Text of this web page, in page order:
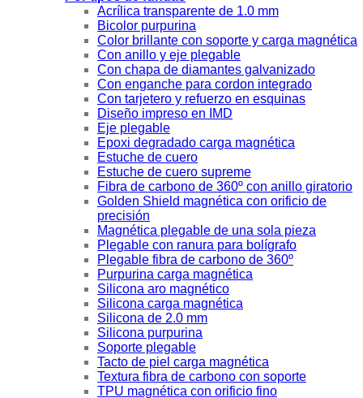
Acrílica transparente de 1.0 mm
Bicolor purpurina
Color brillante con soporte y carga magnética
Con anillo y eje plegable
Con chapa de diamantes galvanizado
Con enganche para cordon integrado
Con tarjetero y refuerzo en esquinas
Diseño impreso en IMD
Eje plegable
Epoxi degradado carga magnética
Estuche de cuero
Estuche de cuero supreme
Fibra de carbono de 360º con anillo giratorio
Golden Shield magnética con orificio de
precisión
Magnética plegable de una sola pieza
Plegable con ranura para bolígrafo
Plegable fibra de carbono de 360º
Purpurina carga magnética
Silicona aro magnético
Silicona carga magnética
Silicona de 2.0 mm
Silicona purpurina
Soporte plegable
Tacto de piel carga magnética
Textura fibra de carbono con soporte
TPU magnética con orificio fino